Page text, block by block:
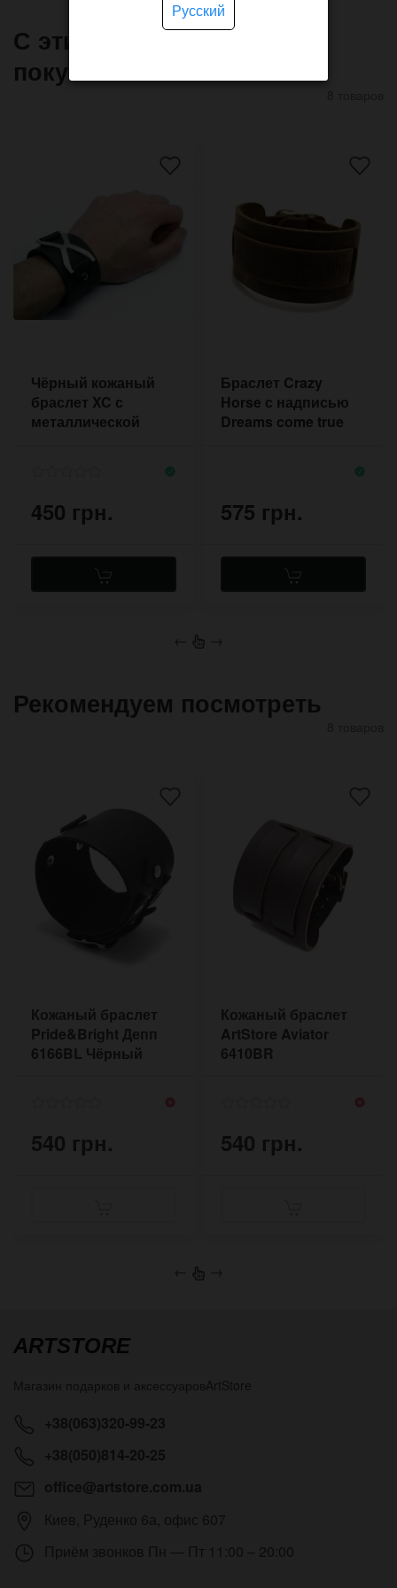
С этим товаром часто
покупают
Чёрный кожаный
браслет XC с
металлической
450 грн.
Браслет Crazy
Horse с надписью
Dreams come true
575 грн.
← →
Рекомендуем посмотреть
Кожаный браслет
Pride&Bright Депп
6166BL Чёрный
540 грн.
Кожаный браслет
ArtStore Aviator
6410BR
540 грн.
← →
ARTSTORE
Русский